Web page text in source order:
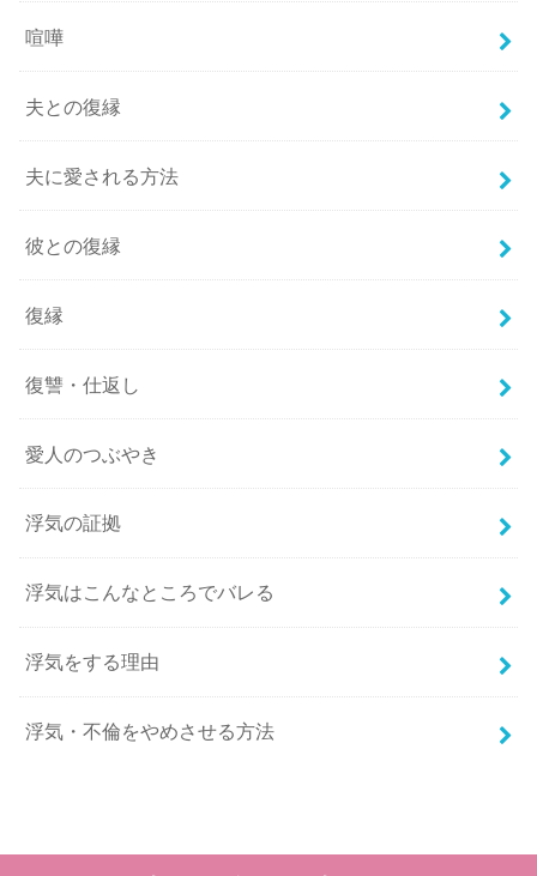
喧嘩
夫との復縁
夫に愛される方法
彼との復縁
復縁
復讐・仕返し
愛人のつぶやき
浮気の証拠
浮気はこんなところでバレる
浮気をする理由
浮気・不倫をやめさせる方法